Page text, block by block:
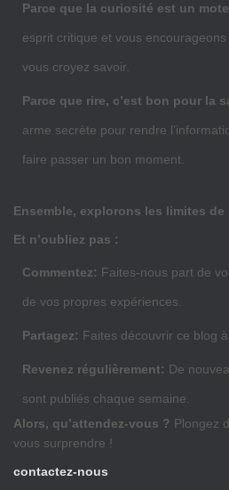
Parce que la curiosité est un
esprit critique et vous
vous croyez savoir.
Parce que rire, c’est bon pour la
arme secrète pour rendre
faire passer un bon moment.
Ensemble, explorons les limites de
Et n’oubliez pas :
Commentez: Faites-nous part de
de vos propres expériences.
Partagez: Faites découvrir ce blog
Revenez régulièrement: De
sont publiés chaque semaine.
Alors, qu’attendez-vous ? Plongez
vous surprendre !
contactez-nous